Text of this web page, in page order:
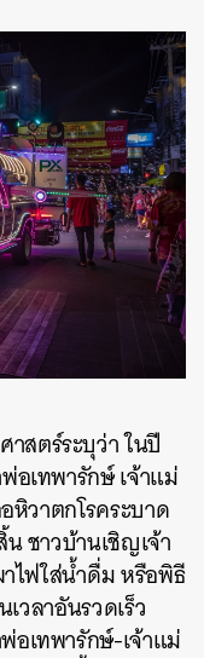
สตร์ระบุว่า ในปี
อเทพารักษ์ เจ้าแม่
หิวาตกโรคระบาด
ชาวบ้านเชิญเจ้า
าไฟใส่น้ำดื่ม หรือพิธี
วลาอันรวดเร็ว
อเทพารักษ์-เจ้าแม่